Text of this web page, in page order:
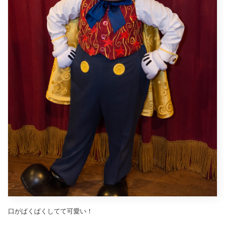
口がぱくぱくしてて可愛い！